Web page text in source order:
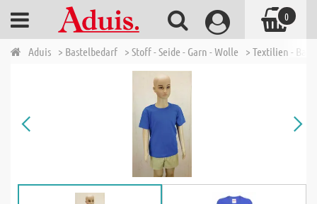
Aduis > Bastelbedarf > Stoff - Seide - Garn - Wolle > Textilien -
0